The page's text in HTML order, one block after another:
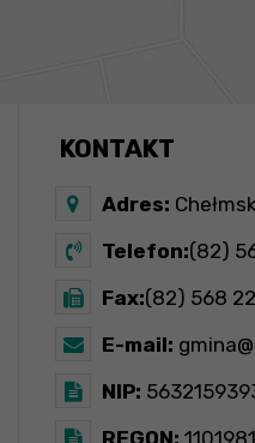
KONTAKT
Adres:
Telefon:(82)
Fax:(82) 568
E-mail:
NIP:
REGON: